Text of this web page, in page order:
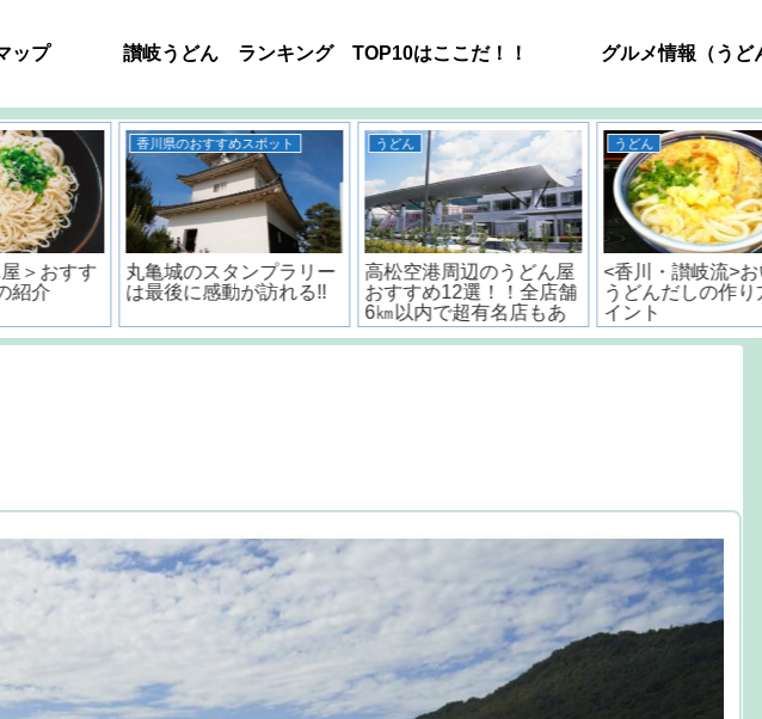
ップ 讃岐うどん ランキング TOP10はここだ！！ グルメ情報（うど
香川県のおすすめスポット
亀城のスタンプラリー
最後に感動が訪れる!!
うどん
高松空港周辺のうどん屋
おすすめ12選！！全店舗
6㎞以内で超有名店もあ
るよ。
うどん
<香川・讃岐流>おいしい
うどんだしの作り方とポ
イント
善や/
から
のう